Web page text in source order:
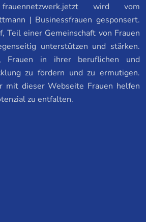
wird vom
| Businessfrauen gesponsert.
Teil einer Gemeinschaft von Frauen
unterstützen und stärken.
in ihrer beruflichen und
zu fördern und zu ermutigen.
mit dieser Webseite Frauen helfen
zu entfalten.